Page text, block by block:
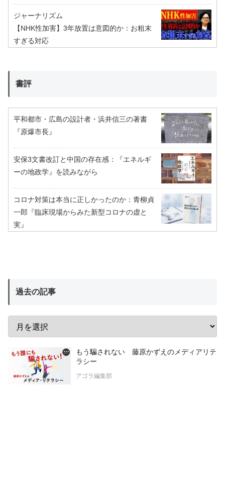
ジャーナリズム
【NHK性加害】3年放置は意図的か：お粗末
すぎる対応
書評
平和都市・広島の設計者・浜井信三の著書
『原爆市長』
安保3文書改訂と中国の存在感：『エネルギ
ーの地政学』を読みながら
コロナ対策は本当に正しかったのか：青柳貞
一郎『臨床現場からみた新型コロナの虚と
実』
過去の記事
もう騙されない 藤原かずえのメディアリテ
ラシー
アゴラ編集部